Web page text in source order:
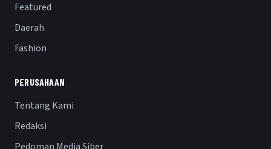
Featured
Daerah
Fashion
PERUSAHAAN
Tentang Kami
Redaksi